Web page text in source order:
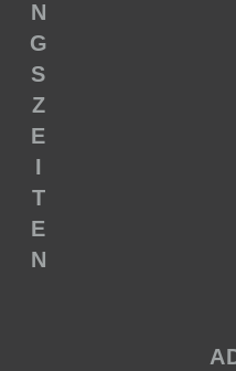
N
G
S
Z
E
I
T
E
N